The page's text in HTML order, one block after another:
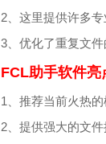
2、这里提供许多
3、优化了重复文
FCL助手软件亮
1、推荐当前火热
2、提供强大的文